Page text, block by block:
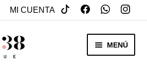
MI CUENTA
MENÚ